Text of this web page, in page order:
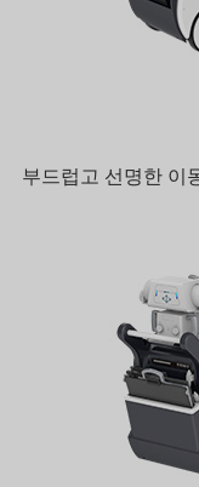
부드럽고 선명한 이